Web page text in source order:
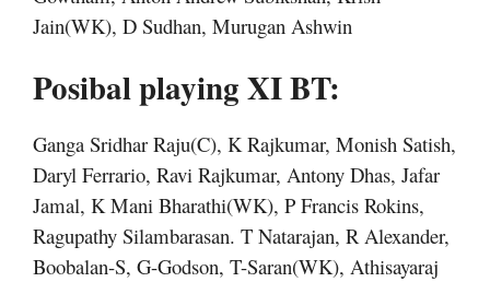
Jain(WK), D Sudhan, Murugan Ashwin
Posibal playing XI BT:
Ganga Sridhar Raju(C), K Rajkumar, Monish Satish,
Daryl Ferrario, Ravi Rajkumar, Antony Dhas, Jafar
Jamal, K Mani Bharathi(WK), P Francis Rokins,
Ragupathy Silambarasan. T Natarajan, R Alexander,
Boobalan-S, G-Godson, T-Saran(WK), Athisayaraj